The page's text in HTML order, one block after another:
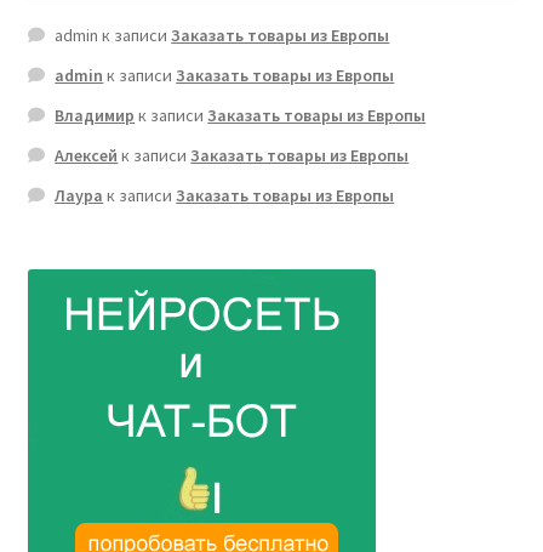
admin к записиЗаказать товары из Европы
admin к записиЗаказать товары из Европы
Владимир к записиЗаказать товары из Европы
Алексей к записиЗаказать товары из Европы
Лаура к записиЗаказать товары из Европы